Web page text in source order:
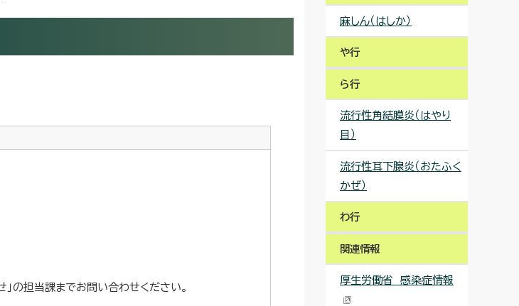
の担当課までお問い合わせください。
麻しん（はしか）
や行
ら行
流行性角結膜炎（はやり
目）
流行性耳下腺炎（おたふく
かぜ）
わ行
関連情報
厚生労働省 感染症情報